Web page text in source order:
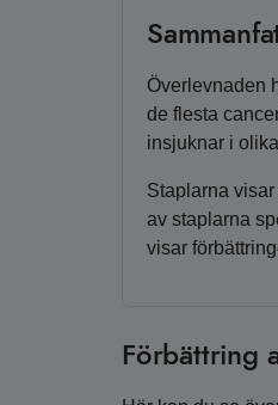
Överlevnaden
de flesta
insjuknar i
Staplarna
av staplarna
visar
Förbättring